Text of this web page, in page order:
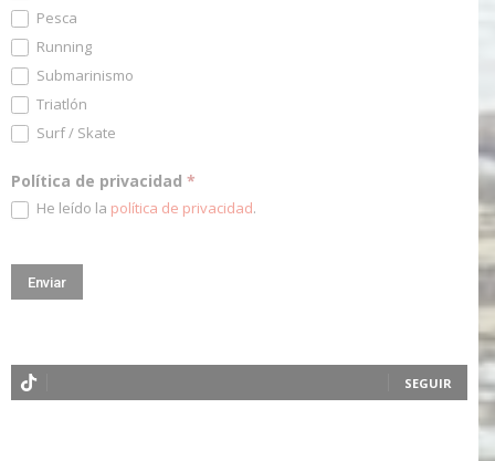
Pesca
Running
Submarinismo
Triatlón
Surf / Skate
Política de privacidad *
He leído la política de privacidad.
SEGUIR